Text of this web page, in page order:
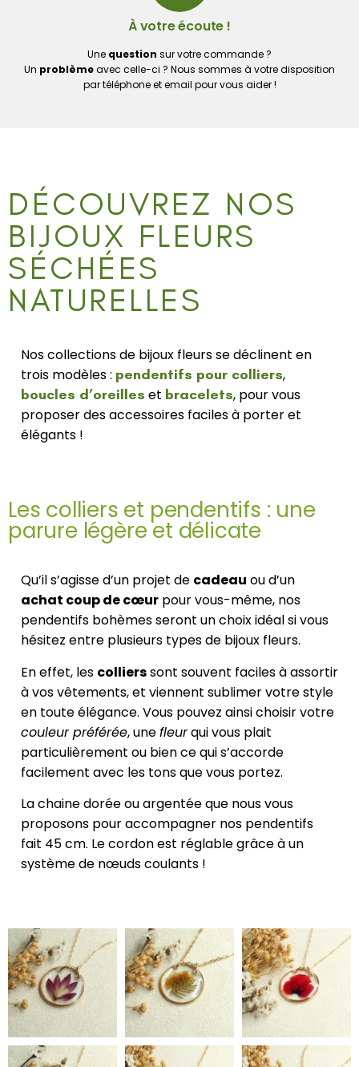
À votre écoute !
Une question sur votre commande ?
Un problèmeavec celle-ci ? Nous sommes à votre disposition
par téléphone et email pour vous aider !
DÉCOUVREZ NOS
BIJOUX FLEURS
SÉCHÉES
NATURELLES
Nos collections de bijoux fleurs se déclinent en
trois modèles : pendentifs pour colliers,
boucles d’oreilles et bracelets, pour vous
proposer des accessoires faciles à porter et
élégants !
Les colliers et pendentifs : une
parure légère et délicate
Qu’il s’agisse d’un projet de cadeau ou d’un
achat coup de cœur pour vous-même, nos
pendentifs bohèmes seront un choix idéal si vous
hésitez entre plusieurs types de bijoux fleurs.
En effet, les collierssont souvent faciles à assortir
à vos vêtements, et viennent sublimer votre style
en toute élégance. Vous pouvez ainsi choisir votre
couleur préférée, unefleurqui vous plait
particulièrement ou bien ce qui s’accorde
facilement avec les tons que vous portez.
La chaine dorée ou argentée que nous vous
proposons pour accompagner nos pendentifs
fait 45 cm. Le cordon est réglable grâce à un
système de nœuds coulants !